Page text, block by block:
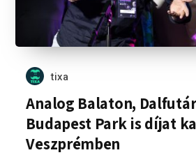
tixa
Analog Balaton,
Budapest Park is díjat
Veszprémben